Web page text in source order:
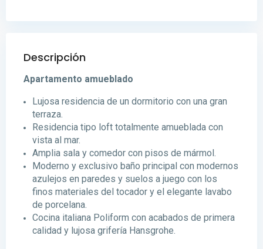
Descripción
Apartamento amueblado
Lujosa residencia de un dormitorio con una gran
terraza.
Residencia tipo loft totalmente amueblada con
vista al mar.
Amplia sala y comedor con pisos de mármol.
Moderno y exclusivo baño principal con modernos
azulejos en paredes y suelos a juego con los
finos materiales del tocador y el elegante lavabo
de porcelana.
Cocina italiana Poliform con acabados de primera
calidad y lujosa grifería Hansgrohe.